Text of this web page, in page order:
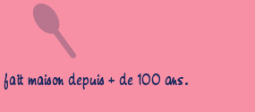
maison depuis + de 100 ans.